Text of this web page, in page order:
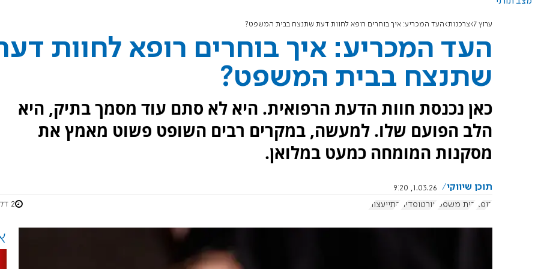
ערוץ 7 צרכנות העד המכריע: איך בוחרים רופא לחוות דעת שתנצח בבית המשפט?
העד המכריע: איך בוחרים רופא לחוות
שתנצח בבית המשפט?
כאן נכנסת חוות הדעת הרפואית. היא לא סתם עוד מסמך בתיק, היא
הלב הפועם שלו. למעשה, במקרים רבים השופט פשוט מאמץ את
מסקנות המומחה כמעט במלואן.
תוכן שיווקי
1.03.26, 9:20
רופא בית משפט אורטופדיה התייעצות 2 דקות